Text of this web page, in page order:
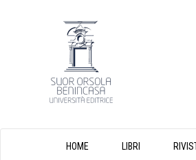
HOME LIBRI